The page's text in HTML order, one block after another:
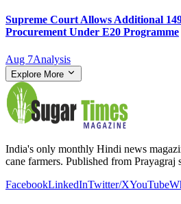
Supreme Court Allows Additional
Procurement Under E20 Programme
Aug 7Analysis
Explore More
India's only monthly Hindi news
cane farmers. Published from Prayagraj
FacebookLinkedInTwitter/XYouTube